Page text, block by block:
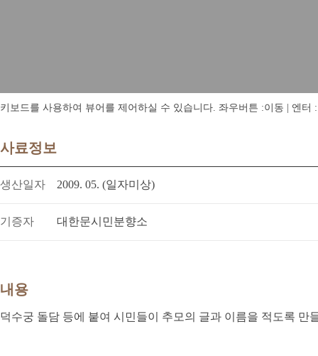
키보드를 사용하여 뷰어를 제어하실 수 있습니다. 좌우버튼 :이동 | 엔터
사료정보
생산일자 2009. 05. (일자미상)
기증자 대한문시민분향소
내용
덕수궁 돌담 등에 붙여 시민들이 추모의 글과 이름을 적도록 만